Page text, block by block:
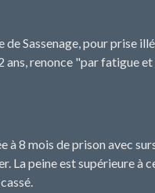
Sassenage, pour prise
ans, renonce "par fatigue
à 8 mois de prison avec
La peine est supérieure à